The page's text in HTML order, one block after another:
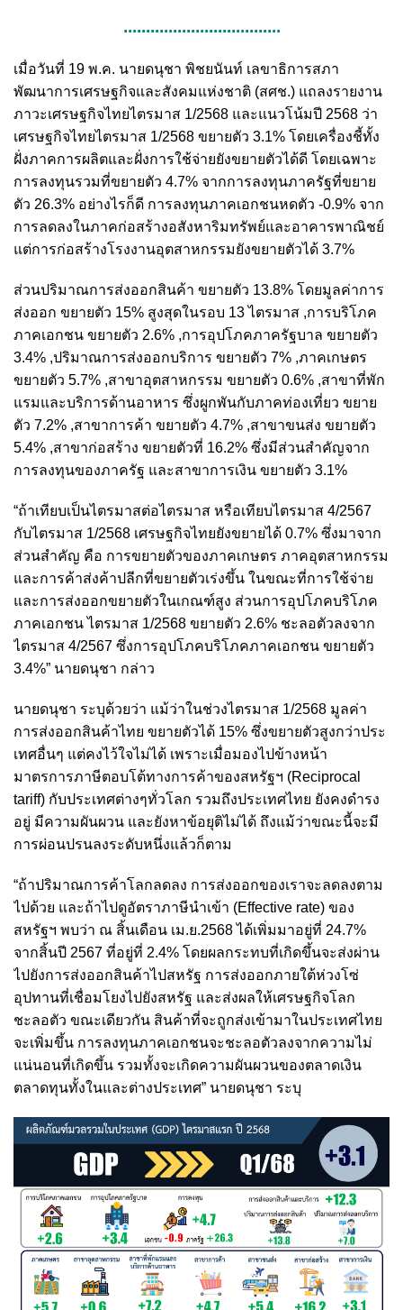
...................................
เมื่อวันที่ 19 พ.ค. นายดนุชา พิชยนันท์ เลขาธิการสภา
พัฒนาการเศรษฐกิจและสังคมแห่งชาติ (สศช.) แถลงรายงาน
ภาวะเศรษฐกิจไทยไตรมาส 1/2568 และแนวโน้มปี 2568 ว่า
เศรษฐกิจไทยไตรมาส 1/2568 ขยายตัว 3.1% โดยเครื่องชี้ทั้ง
ฝั่งภาคการผลิตและฝั่งการใช้จ่ายยังขยายตัวได้ดี โดยเฉพาะ
การลงทุนรวมที่ขยายตัว 4.7% จากการลงทุนภาครัฐที่ขยาย
ตัว 26.3% อย่างไรก็ดี การลงทุนภาคเอกชนหดตัว -0.9% จาก
การลดลงในภาคก่อสร้างอสังหาริมทรัพย์และอาคารพาณิชย์
แต่การก่อสร้างโรงงานอุตสาหกรรมยังขยายตัวได้ 3.7%
ส่วนปริมาณการส่งออกสินค้า ขยายตัว 13.8% โดยมูลค่าการ
ส่งออก ขยายตัว 15% สูงสุดในรอบ 13 ไตรมาส ,การบริโภค
ภาคเอกชน ขยายตัว 2.6% ,การอุปโภคภาครัฐบาล ขยายตัว
3.4% ,ปริมาณการส่งออกบริการ ขยายตัว 7% ,ภาคเกษตร
ขยายตัว 5.7% ,สาขาอุตสาหกรรม ขยายตัว 0.6% ,สาขาที่พัก
แรมและบริการด้านอาหาร ซึ่งผูกพันกับภาคท่องเที่ยว ขยาย
ตัว 7.2% ,สาขาการค้า ขยายตัว 4.7% ,สาขาขนส่ง ขยายตัว
5.4% ,สาขาก่อสร้าง ขยายตัวที่ 16.2% ซึ่งมีส่วนสำคัญจาก
การลงทุนของภาครัฐ และสาขาการเงิน ขยายตัว 3.1%
“ถ้าเทียบเป็นไตรมาสต่อไตรมาส หรือเทียบไตรมาส 4/2567
กับไตรมาส 1/2568 เศรษฐกิจไทยยังขยายได้ 0.7% ซึ่งมาจาก
ส่วนสำคัญ คือ การขยายตัวของภาคเกษตร ภาคอุตสาหกรรม
และการค้าส่งค้าปลีกที่ขยายตัวเร่งขึ้น ในขณะที่การใช้จ่าย
และการส่งออกขยายตัวในเกณฑ์สูง ส่วนการอุปโภคบริโภค
ภาคเอกชน ไตรมาส 1/2568 ขยายตัว 2.6% ชะลอตัวลงจาก
ไตรมาส 4/2567 ซึ่งการอุปโภคบริโภคภาคเอกชน ขยายตัว
3.4%” นายดนุชา กล่าว
นายดนุชา ระบุด้วยว่า แม้ว่าในช่วงไตรมาส 1/2568 มูลค่า
การส่งออกสินค้าไทย ขยายตัวได้ 15% ซึ่งขยายตัวสูงกว่าประ
เทศอื่นๆ แต่คงไว้ใจไม่ได้ เพราะเมื่อมองไปข้างหน้า
มาตรการภาษีตอบโต้ทางการค้าของสหรัฐฯ (Reciprocal
tariff) กับประเทศต่างๆทั่วโลก รวมถึงประเทศไทย ยังคงดำรง
อยู่ มีความผันผวน และยังหาข้อยุติไม่ได้ ถึงแม้ว่าขณะนี้จะมี
การผ่อนปรนลงระดับหนึ่งแล้วก็ตาม
“ถ้าปริมาณการค้าโลกลดลง การส่งออกของเราจะลดลงตาม
ไปด้วย และถ้าไปดูอัตราภาษีนำเข้า (Effective rate) ของ
สหรัฐฯ พบว่า ณ สิ้นเดือน เม.ย.2568 ได้เพิ่มมาอยู่ที่ 24.7%
จากสิ้นปี 2567 ที่อยู่ที่ 2.4% โดยผลกระทบที่เกิดขึ้นจะส่งผ่าน
ไปยังการส่งออกสินค้าไปสหรัฐ การส่งออกภายใต้ห่วงโซ่
อุปทานที่เชื่อมโยงไปยังสหรัฐ และส่งผลให้เศรษฐกิจโลก
ชะลอตัว ขณะเดียวกัน สินค้าที่จะถูกส่งเข้ามาในประเทศไทย
จะเพิ่มขึ้น การลงทุนภาคเอกชนจะชะลอตัวลงจากความไม่
แน่นอนที่เกิดขึ้น รวมทั้งจะเกิดความผันผวนของตลาดเงิน
ตลาดทุนทั้งในและต่างประเทศ” นายดนุชา ระบุ